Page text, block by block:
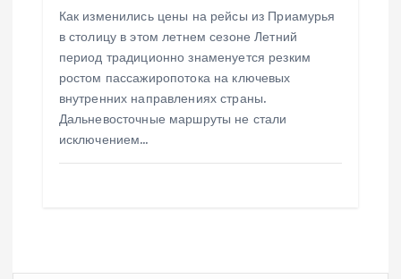
Как изменились цены на рейсы из Приамурья
в столицу в этом летнем сезоне Летний
период традиционно знаменуется резким
ростом пассажиропотока на ключевых
внутренних направлениях страны.
Дальневосточные маршруты не стали
исключением…